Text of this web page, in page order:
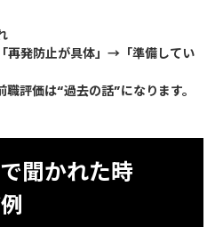
再発防止が具体」→「準備してい
職評価は“過去の話”になります。
聞かれた時